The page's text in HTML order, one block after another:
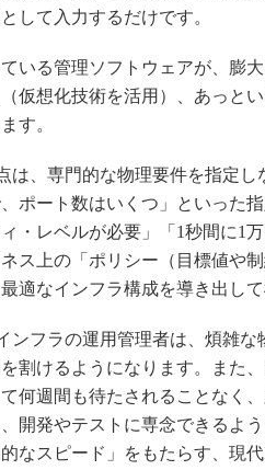
して入力するだけです。
いる管理ソフトウェアが、膨
仮想化技術を活用）、あっと
す。
は、専門的な物理要件を指定
ポート数はいくつ」といった
・レベルが必要」「1秒間に1
ス上の「ポリシー（目標値や
適なインフラ構成を導き出し
ンフラの運用管理者は、煩雑
割けるようになります。また
何週間も待たされることなく
開発やテストに専念できるよ
なスピード」をもたらす、現